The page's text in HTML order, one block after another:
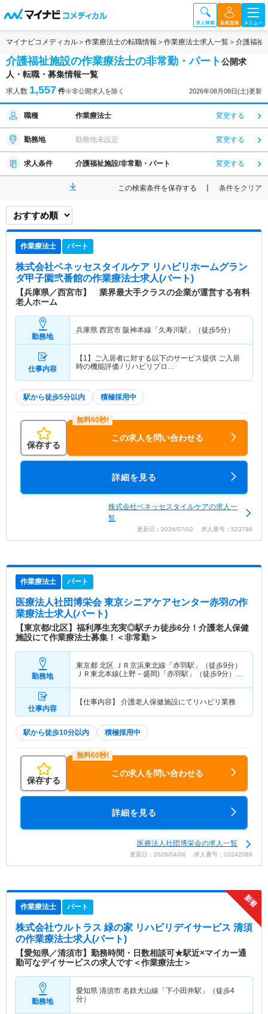
マイナビコメディカル 作業療法士の転職情報 作業療法士求人一覧 介護福祉
介護福祉施設の作業療法士の非常勤・パート公開求
人・転職・募集情報一覧
求人数 1,557 件※非公開求人を除く 2026年08月08日(土)更新
職種 作業療法士 変更する
勤務地 勤務地未設定 変更する
求人条件 介護福祉施設/非常勤・パート 変更する
この検索条件を保存する 条件をクリア
作業療法士 パート
株式会社ベネッセスタイルケア リハビリホームグラン
ダ甲子園弐番館の作業療法士求人(パート)
【兵庫県／西宮市】 業界最大手クラスの企業が運営する有料
老人ホーム
勤務地
兵庫県 西宮市 阪神本線「久寿川駅」（徒歩5分）
仕事内容
【1】ご入居者に対する以下のサービス提供 ご入居
時の機能評価 / リハビリプロ…
駅から徒歩5分以内 積極採用中
保存する
この求人を問い合わせる
詳細を見る
株式会社ベネッセスタイルケアの求人一
覧
更新日：2026/07/02 求人番号：523798
作業療法士 パート
医療法人社団博栄会 東京シニアケアセンター赤羽の作
業療法士求人(パート)
【東京都/北区】福利厚生充実◎駅チカ徒歩6分！介護老人保健
施設にて作業療法士募集！＜非常勤＞
勤務地
東京都 北区 ＪＲ京浜東北線「赤羽駅」（徒歩9分）
ＪＲ東北本線(上野－盛岡)「赤羽駅」（徒歩9分）
仕事内容
【仕事内容】 介護老人保健施設にてリハビリ業務
駅から徒歩10分以内 積極採用中
保存する
この求人を問い合わせる
詳細を見る
医療法人社団博栄会の求人一覧
更新日：2026/04/06 求人番号：10242089
作業療法士 パート
株式会社ウルトラス 緑の家 リハビリデイサービス 清須
の作業療法士求人(パート)
【愛知県／清須市】勤務時間・日数相談可★駅近×マイカー通
勤可なデイサービスの求人です＜作業療法士＞
勤務地
愛知県 清須市 名鉄犬山線「下小田井駅」（徒歩4
分）